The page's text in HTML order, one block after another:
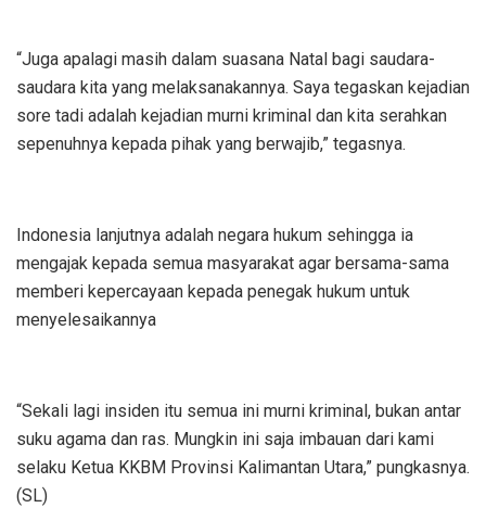
“Juga apalagi masih dalam suasana Natal bagi saudara-
saudara kita yang melaksanakannya. Saya tegaskan kejadian
sore tadi adalah kejadian murni kriminal dan kita serahkan
sepenuhnya kepada pihak yang berwajib,” tegasnya.
Indonesia lanjutnya adalah negara hukum sehingga ia
mengajak kepada semua masyarakat agar bersama-sama
memberi kepercayaan kepada penegak hukum untuk
menyelesaikannya
“Sekali lagi insiden itu semua ini murni kriminal, bukan antar
suku agama dan ras. Mungkin ini saja imbauan dari kami
selaku Ketua KKBM Provinsi Kalimantan Utara,” pungkasnya.
(SL)